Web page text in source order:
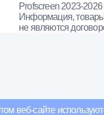
веб-сайте
Profscreen 2023-
Информация,
не являются